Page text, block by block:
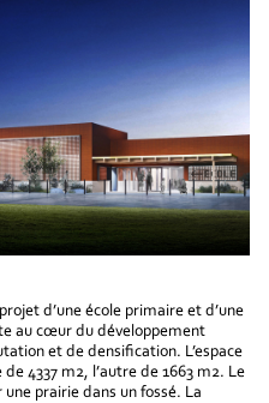
d’une école primaire et d’une
au cœur du développement
et de densification. L’espace
4337 m2, l’autre de 1663 m2. Le
prairie dans un fossé. La